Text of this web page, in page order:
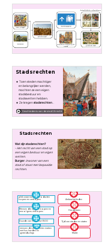
Stadsrechten
Toen steden machtiger
en belangrijker werden,
mochten ze een eigen
stadsbestuur en
stadswetten hebben.
Ze kregenstadsrechten
Geschiedenis van de stad Utrecht
Stadsrechten
Wat zijn stadsrechten?
-Het recht van een stad op
een eigen bestuur en eigen
wetten.
Burger:inwoner van een
stad of staat met bepaalde
rechten.
Ambachtslieden
Handelaren
Tijd van steden en staten
Markt
mensen die producten maken
met hun handen en
gereedschap
Duurde van 1000 tot 1500
Mensen die spullen kopen en
vervolgens verkopen
plek waar mensen producten
kopen en verkopen